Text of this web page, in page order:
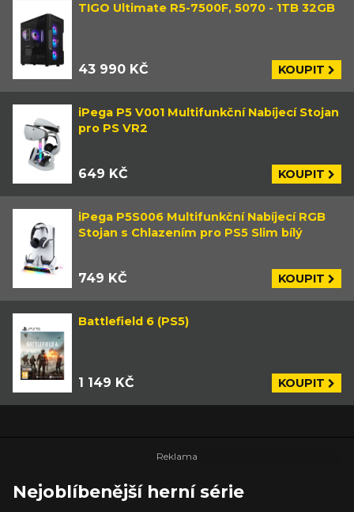
TIGO Ultimate R5-7500F, 5070 - 1TB 32GB
43 990 KČ KOUPIT
iPega P5 V001 Multifunkční Nabíjecí Stojan
pro PS VR2
649 KČ KOUPIT
iPega P5S006 Multifunkční Nabíjecí RGB
Stojan s Chlazením pro PS5 Slim bílý
749 KČ KOUPIT
Battlefield 6 (PS5)
1 149 KČ KOUPIT
Nejoblíbenější herní série